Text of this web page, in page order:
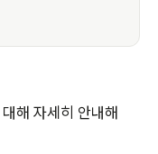
해 자세히 안내해